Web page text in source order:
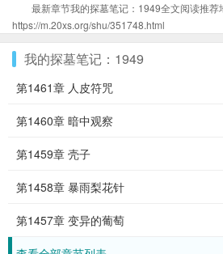
最新章节我的探墓笔记：1949全文阅读推荐
https://m.20xs.org/shu/351748.html
我的探墓笔记：1949
第1461章 人皮符咒
第1460章 暗中观察
第1459章 壳子
第1458章 暴雨梨花针
第1457章 变异的葡萄